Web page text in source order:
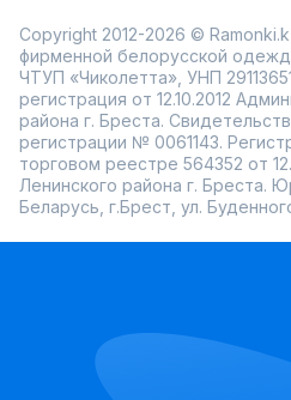
Copyright 2012-2026 ©
фирменной белорусской
ЧТУП «Чиколетта», УНП
регистрация от 12.10.2012
района г. Бреста.
регистрации № 0061143.
торговом реестре 564352 от
Ленинского района г. Бреста.
Беларусь, г.Брест, ул.